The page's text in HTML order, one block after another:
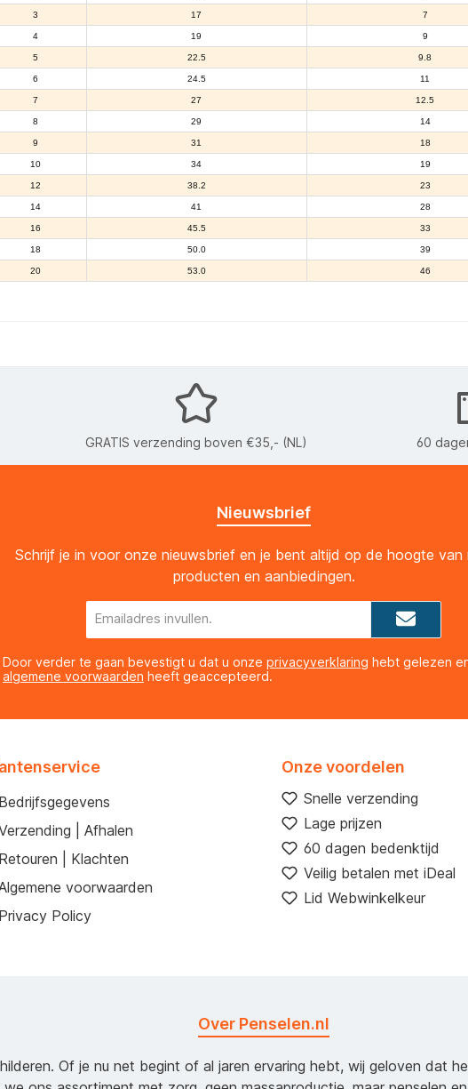
3 17 7
4 19 9
5 22.5 9.8
6 24.5 11
7 27 12.5
8 29 14
9 31 18
10 34 19
12 38.2 23
14 41 28
16 45.5 33
18 50.0 39
20 53.0 46
GRATIS verzending boven €35,- (NL) 60
Nieuwsbrief
Schrijf je in voor onze nieuwsbrief en je bent altijd op de hoogte van
producten en aanbiedingen.
Door verder te gaan bevestigt u dat u onze privacyverklaring hebt gelezen
algemene voorwaarden heeft geaccepteerd.
Bedrijfsgegevens
| Afhalen
Retouren | Klachten
voorwaarden
Privacy Policy
Onze voordelen
Snelle verzending
Lage prijzen
60 dagen bedenktijd
Veilig betalen met iDeal
Lid Webwinkelkeur
Over Penselen.nl
Of je nu net begint of al jaren ervaring hebt, wij geloven dat